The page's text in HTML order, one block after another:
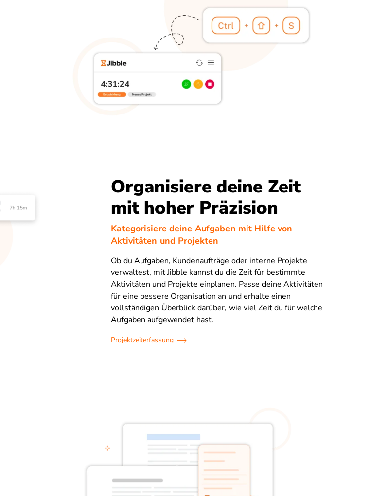
Organisiere deine Zeit
mit hoher Präzision
Kategorisiere deine Aufgaben mit Hilfe von
Aktivitäten und Projekten
Ob du Aufgaben, Kundenaufträge oder interne Projekte
verwaltest, mit Jibble kannst du die Zeit für bestimmte
Aktivitäten und Projekte einplanen. Passe deine Aktivitäten
für eine bessere Organisation an und erhalte einen
vollständigen Überblick darüber, wie viel Zeit du für welche
Aufgaben aufgewendet hast.
Projektzeiterfassung